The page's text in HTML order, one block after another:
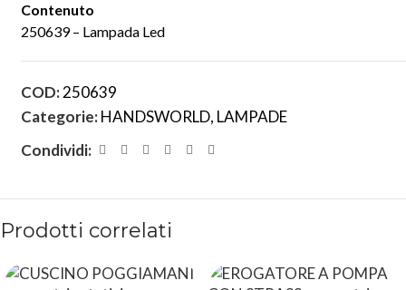
Contenuto
250639 – Lampada Led
COD:250639
Categorie:HANDSWORLD, LAMPADE
Condividi:
Prodotti correlati